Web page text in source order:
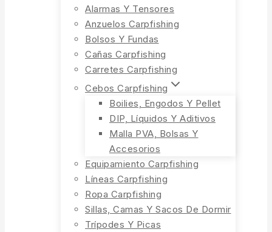
Alarmas Y Tensores
Anzuelos Carpfishing
Bolsos Y Fundas
Cañas Carpfishing
Carretes Carpfishing
Cebos Carpfishing
Boilies, Engodos Y Pellet
DIP, Líquidos Y Aditivos
Malla PVA, Bolsas Y
Accesorios
Equipamiento Carpfishing
Líneas Carpfishing
Ropa Carpfishing
Sillas, Camas Y Sacos De Dormir
Trípodes Y Picas